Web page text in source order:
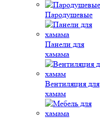
Пародушевые
Панели для
хамама
Вентиляция для
хамам